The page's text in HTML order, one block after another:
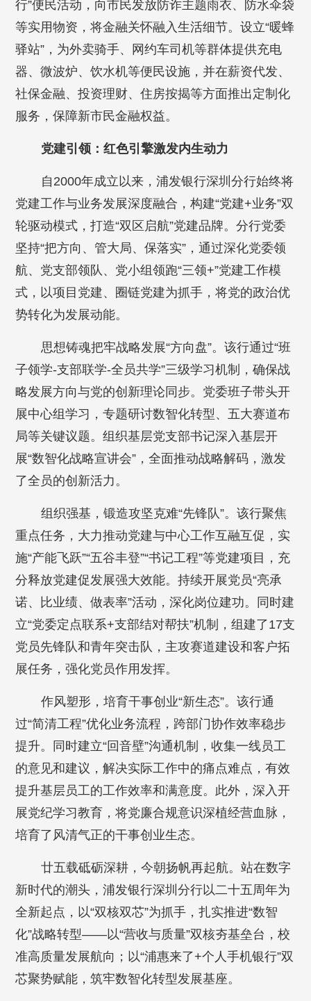
行”便民活动，向市民发放防诈主题雨衣、防水伞袋
等实用物资，将金融关怀融入生活细节。设立“暖蜂
驿站”，为外卖骑手、网约车司机等群体提供充电
器、微波炉、饮水机等便民设施，并在薪资代发、
社保金融、投资理财、住房按揭等方面推出定制化
服务，保障新市民金融权益。
党建引领：红色引擎激发内生动力
自2000年成立以来，浦发银行深圳分行始终将
党建工作与业务发展深度融合，构建“党建+业务”双
轮驱动模式，打造“双区启航”党建品牌。分行党委
坚持“把方向、管大局、保落实”，通过深化党委领
航、党支部领队、党小组领跑“三领+”党建工作模
式，以项目党建、圈链党建为抓手，将党的政治优
势转化为发展动能。
思想铸魂把牢战略发展“方向盘”。该行通过“班
子领学-支部联学-全员共学”三级学习机制，确保战
略发展方向与党的创新理论同步。党委班子带头开
展中心组学习，专题研讨数智化转型、五大赛道布
局等关键议题。组织基层党支部书记深入基层开
展“数智化战略宣讲会”，全面推动战略解码，激发
了全员的创新活力。
组织强基，锻造攻坚克难“先锋队”。该行聚焦
重点任务，大力推动党建与中心工作互融互促，实
施“产能飞跃”“五谷丰登”“书记工程”等党建项目，充
分释放党建促发展强大效能。持续开展党员“亮承
诺、比业绩、做表率”活动，深化岗位建功。同时建
立“党委定点联系+支部结对帮扶”机制，组建了17支
党员先锋队和青年突击队，主攻赛道建设和客户拓
展任务，强化党员作用发挥。
作风塑形，培育干事创业“新生态”。该行通
过“简清工程”优化业务流程，跨部门协作效率稳步
提升。同时建立“回音壁”沟通机制，收集一线员工
的意见和建议，解决实际工作中的痛点难点，有效
提升基层员工的工作效率和满意度。此外，深入开
展党纪学习教育，将党廉合规意识深植经营血脉，
培育了风清气正的干事创业生态。
廿五载砥砺深耕，今朝扬帆再起航。站在数字
新时代的潮头，浦发银行深圳分行以二十五周年为
全新起点，以“双核双芯”为抓手，扎实推进“数智
化”战略转型——以“营收与质量”双核夯基垒台，校
准高质量发展航向；以“浦惠来了+个人手机银行”双
芯聚势赋能，筑牢数智化转型发展基座。